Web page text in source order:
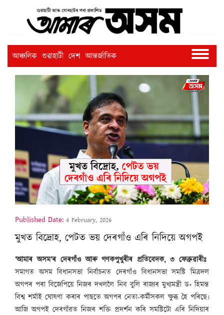
আঞ্চলিক গুৱাহাটী দেশ আন্তৰ্জাতিক
Published Date: 4 February, 2026
মুখত বিদ্ৰোহ, পেটত ভয় দেৰগাঁও এৰি নিদিয়ে অগপই
‘আমাৰ অসম’ৰ দেৰগাঁও আৰু গণকপুখুৰীৰ প্ৰতিবেদক, ৩ ফেব্ৰুৱাৰীঃ
সমাগত অসম বিধানসভা নিৰ্বাচনত দেৰগাঁও বিধানসভা সমষ্টি মিত্ৰদল
অগপৰ পৰা বিজেপিয়ে নিজৰ দখললৈ নিব বুলি ৰাজ্যৰ মুখ্যমন্ত্ৰী ড॰ হিমন্ত
বিশ্ব শৰ্মাই ঘোষণা কৰাৰ পাছতে অগপৰ নেতা-কৰ্মীসকল ক্ষুব্ধ হৈ পৰিছে৷
আজি অগপই দেৰগাঁৱত নিজৰ শক্তি প্ৰদৰ্শন কৰি সমষ্টিটো এৰি নিদিয়াৰ